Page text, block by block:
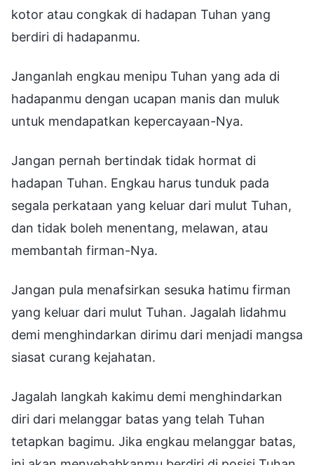
kotor atau congkak di hadapan Tuhan yang
berdiri di hadapanmu.
Janganlah engkau menipu Tuhan yang ada di
hadapanmu dengan ucapan manis dan muluk
untuk mendapatkan kepercayaan-Nya.
Jangan pernah bertindak tidak hormat di
hadapan Tuhan. Engkau harus tunduk pada
segala perkataan yang keluar dari mulut Tuhan,
dan tidak boleh menentang, melawan, atau
membantah firman-Nya.
Jangan pula menafsirkan sesuka hatimu firman
yang keluar dari mulut Tuhan. Jagalah lidahmu
demi menghindarkan dirimu dari menjadi mangsa
siasat curang kejahatan.
Jagalah langkah kakimu demi menghindarkan
diri dari melanggar batas yang telah Tuhan
tetapkan bagimu. Jika engkau melanggar batas,